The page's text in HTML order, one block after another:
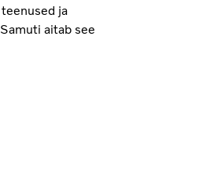
ja
aitab see